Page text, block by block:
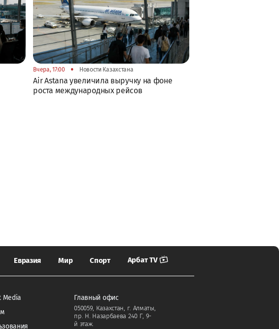
Вчера, 17:00 • Новости Казахстана
Air Astana увеличила выручку на фоне
роста международных рейсов
Евразия Мир Спорт Арбат TV
Media
Главный офис
050059, Казахстан, г. Алматы,
пр. Н. Назарбаева 240 Г, 9-
й этаж.